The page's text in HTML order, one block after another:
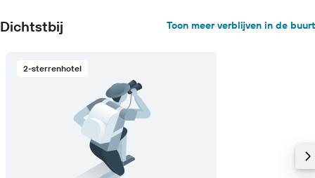
Dichtstbij Toon meer verblijven in de buurt
2-sterrenhotel